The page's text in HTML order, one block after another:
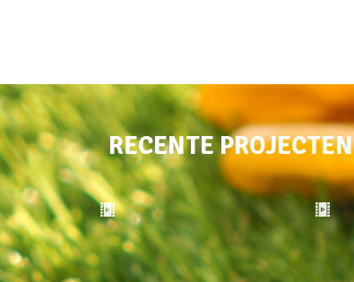
RECENTE PROJECTEN